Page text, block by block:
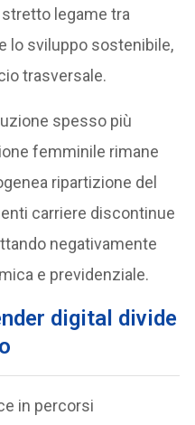
stretto legame tra
lo sviluppo sostenibile,
trasversale.
spesso più
femminile rimane
ripartizione del
carriere discontinue
negativamente
e previdenziale.
digital divide
in percorsi